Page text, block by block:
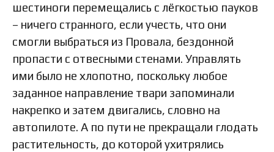
шестиноги перемещались с лёгкостью пауков
– ничего странного, если учесть, что они
смогли выбраться из Провала, бездонной
пропасти с отвесными стенами. Управлять
ими было не хлопотно, поскольку любое
заданное направление твари запоминали
накрепко и затем двигались, словно на
автопилоте. А по пути не прекращали глодать
растительность, до которой ухитрялись